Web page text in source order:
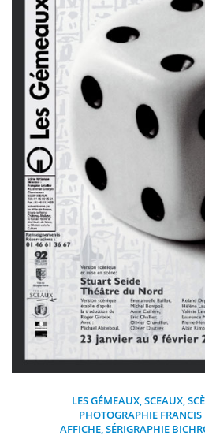
LES GÉMEAUX, SCEAUX,
PHOTOGRAPHIE
AFFICHE, SÉRIGRAPHIE